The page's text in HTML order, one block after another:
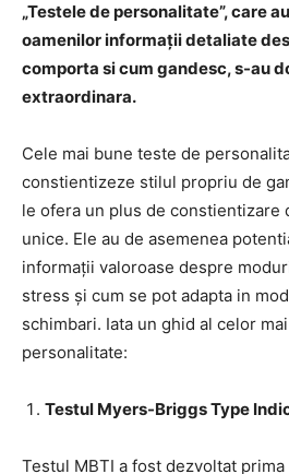
„Testele de personalitate”, care
oamenilor informații detaliate
comporta si cum gandesc, s-au
extraordinara.
Cele mai bune teste de
constientizeze stilul propriu de
le ofera un plus de constientizare
unice. Ele au de asemenea
informații valoroase despre
stress și cum se pot adapta in
schimbari. Iata un ghid al celor
personalitate:
Testul Myers-Briggs Type
Testul MBTI a fost dezvoltat